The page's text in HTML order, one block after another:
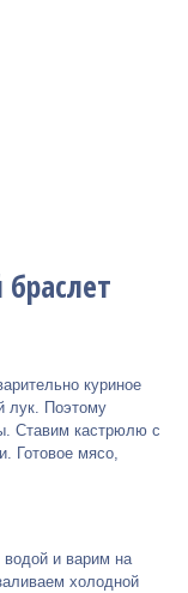
куриное
лук. Поэтому
Ставим кастрюлю с
Готовое мясо,
и варим на
холодной